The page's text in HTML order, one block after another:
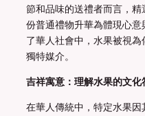
節和品味的送禮者而言，
份普通禮物升華為體現心
了華人社會中，水果被視
獨特媒介。
吉祥寓意：理解水果的文化
在華人傳統中，特定水果